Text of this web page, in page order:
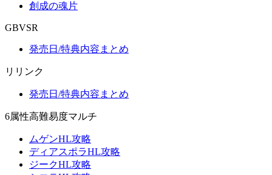
創成の魂片
GBVSR
発売日/特典内容まとめ
リリンク
発売日/特典内容まとめ
6属性高難易度マルチ
ムゲンHL攻略
ディアスポラHL攻略
ジークHL攻略